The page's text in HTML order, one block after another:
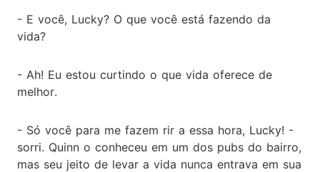
- E você, Lucky? O que você está fazendo da
vida?
- Ah! Eu estou curtindo o que vida oferece de
melhor.
- Só você para me fazem rir a essa hora, Lucky! -
sorri. Quinn o conheceu em um dos pubs do bairro,
mas seu jeito de levar a vida nunca entrava em sua